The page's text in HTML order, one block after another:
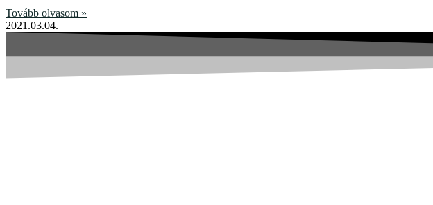
Tovább olvasom »
2021.03.04.